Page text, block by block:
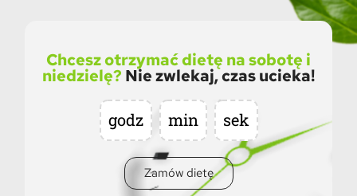
Chcesz otrzymać dietę na sobotę i
niedzielę? Nie zwlekaj, czas ucieka!
godz min sek
Zamów dietę